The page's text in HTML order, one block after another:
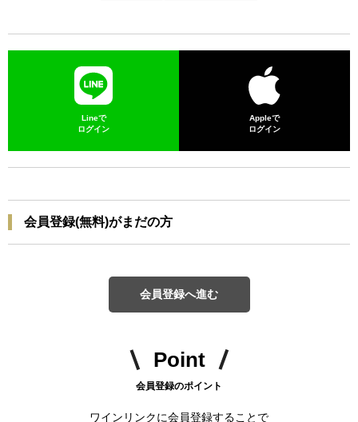
Lineで
ログイン
Appleで
ログイン
会員登録(無料)がまだの方
会員登録へ進む
Point
会員登録のポイント
ワインリンクに会員登録することで